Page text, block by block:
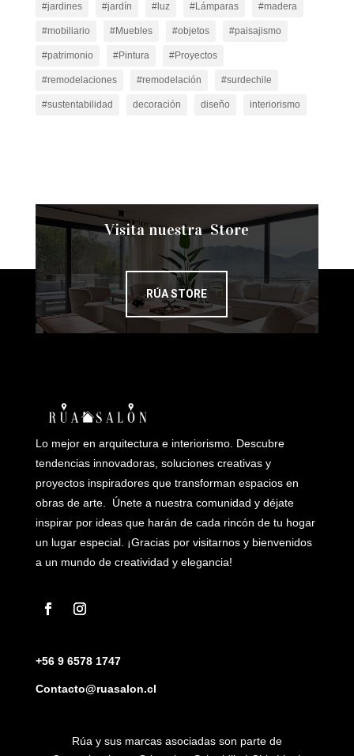
#jardines #jardín #luz #Lámparas #madera
#mobiliario #Muebles #objetos #paisajismo
#patrimonio #Pintura #Proyectos
#remodelaciones #remodelación #surdechile
#sustentabilidad decoración diseño interiorismo
Visita nuestra Store
RÚA STORE
Lo mejor en arquitectura e interiorismo. Descubre
tendencias innovadoras, soluciones creativas y
proyectos inspiradores que transforman espacios en
obras de arte. Únete a nuestra comunidad y déjate
inspirar por ideas que harán de cada rincón de tu hogar
un lugar especial. ¡Gracias por visitarnos y bienvenidos
a un mundo de creatividad y elegancia!
+56 9 6578 1747
Contacto@ruasalon.cl
Rúa y sus marcas asociadas son parte de